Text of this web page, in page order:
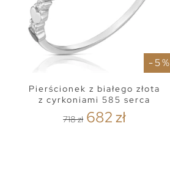
- 5 %
Pierścionek z białego złota
z cyrkoniami 585 serca
718 zł 682 zł